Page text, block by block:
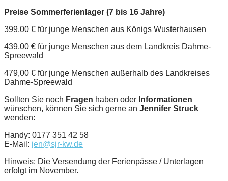
Preise Sommerferienlager (7 bis 16 Jahre)
399,00 € für junge Menschen aus Königs Wusterhausen
439,00 € für junge Menschen aus dem Landkreis Dahme-
Spreewald
479,00 € für junge Menschen außerhalb des Landkreises
Dahme-Spreewald
Sollten Sie noch Fragen haben oder Informationen
wünschen, können Sie sich gerne an Jennifer Struck
wenden:
Handy: 0177 351 42 58
E-Mail: jen@sjr-kw.de
Hinweis: Die Versendung der Ferienpässe / Unterlagen
erfolgt im November.